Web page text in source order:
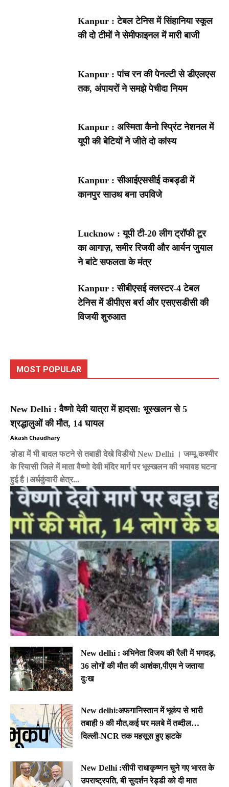
Kanpur : टेबल टेनिस में सिंहानिया स्कूल
की दो टीमों ने सेमीफाइनल में मारी बाजी
Kanpur : पांच रन की पेनल्टी से डीएलएस
तक, अंपायरों ने समझे पेचीदा नियम
Kanpur : अस्मिता कैनो स्प्रिंट नेशनल में
यूपी की बेटियों ने जीते दो कांस्य
Kanpur : सीआईएससीई कबड्डी में
कानपुर साउथ बना उपविजे
Lucknow : यूपी टी-20 लीग ट्रॉफी टूर
का आगाज़, समीर रिजवी और आर्यन जुयाल
ने बांटे सफलता के मंत्र
Kanpur : सीबीएसई क्लस्टर-4 टेबल
टेनिस में डीपीएस बर्रा और एसएसडीसी की
विजयी शुरुआत
MOST POPULAR
New Delhi : वैष्णो देवी यात्रा में हादसा: भूस्खलन से 5
श्रद्धालुओं की मौत, 14 घायल
Akash Chaudhary
डोडा में भी बादल फटने से तबाही देखे विडीयो New Delhi । जम्मू-कश्मीर
के रियासी जिले में माता वैष्णो देवी मंदिर मार्ग पर भूस्खलन की भयावह घटना
हुई है।अर्धकुंवारी क्षेत्र...
New delhi : अभिनेता विजय की रैली में भगदड़,
36 लोगों की मौत की आशंका,पीएम ने जताया
दुःख
New delhi:अफगानिस्तान में भूकंप से भारी
तबाही 9 की मौत,कई घर मलबे में तब्दील…
दिल्ली-NCR तक महसूस हुए झटके
New Delhi :सीपी राधाकृष्णन चुने गए भारत के
उपराष्ट्रपति, बी सुदर्शन रेड्डी को दी मात